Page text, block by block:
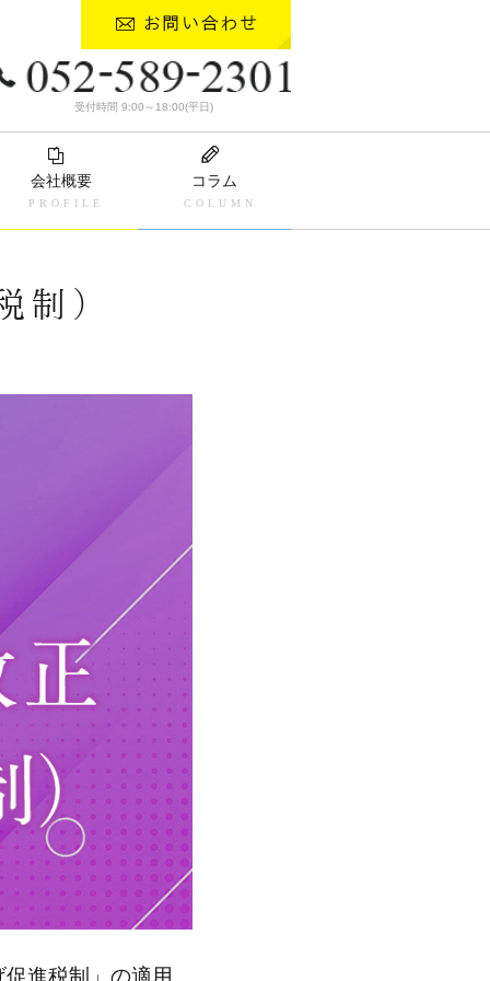
受付時間 9:00～18:00(平日)
会社概要 コラム
制）
進税制」の適用